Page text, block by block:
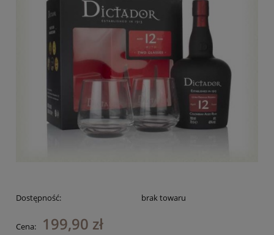
Dostępność: brak towaru
Cena: 199,90 zł